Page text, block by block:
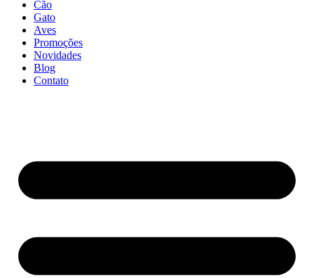
Cão
Gato
Aves
Promoções
Novidades
Blog
Contato